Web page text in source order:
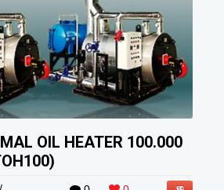
OIL HEATER 100.000